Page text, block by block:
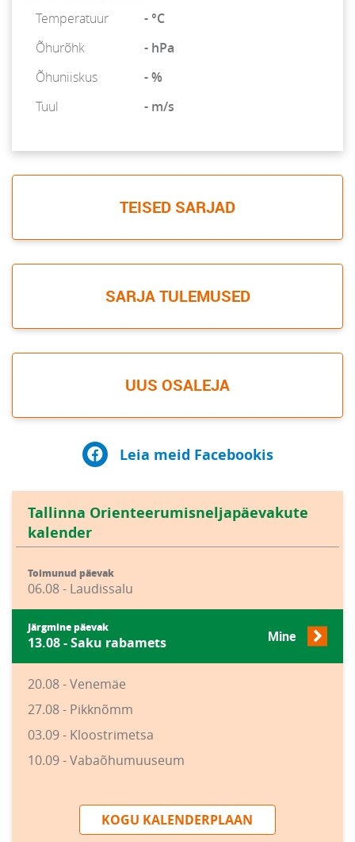
Temperatuur
- °C
Õhurõhk
- hPa
Õhuniiskus
- %
Tuul
- m/s
TEISED SARJAD
SARJA TULEMUSED
UUS OSALEJA
Leia meid Facebookis
Tallinna Orienteerumisneljapäevakute
kalender
Toimunud päevak
06.08 - Laudissalu
Järgmine päevak
13.08 - Saku rabamets Mine
20.08 - Venemäe
27.08 - Pikknõmm
03.09 - Kloostrimetsa
10.09 - Vabaõhumuuseum
KOGU KALENDERPLAAN